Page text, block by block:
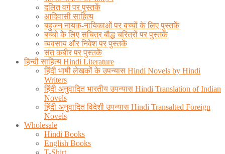
दलित वर्ग पर पुस्तकें
आदिवासी साहित्य
बहुजन नायक-नायिकाओं पर बच्चों के लिए पुस्तकें
बच्चो के लिए सचित्र बौद्ध चरित्रों पर पुस्तकें
व्यवसाय और निवेश पर पुस्तकें
संत कबीर पर पुस्तकें
हिन्दी साहित्य Hindi Literature
हिंदी भाषी लेखकों के उपन्यास Hindi Novels by Hindi
Writers
हिंदी अनुवादित भारतीय उपन्यास Hindi Translation of Indian
Novels
हिंदी अनुवादित विदेशी उपन्यास Hindi Transalted Foreign
Novels
Wholesale
Hindi Books
English Books
T-Shirt